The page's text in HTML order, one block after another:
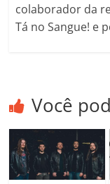
colaborador da
Tá no Sangue! e
Você